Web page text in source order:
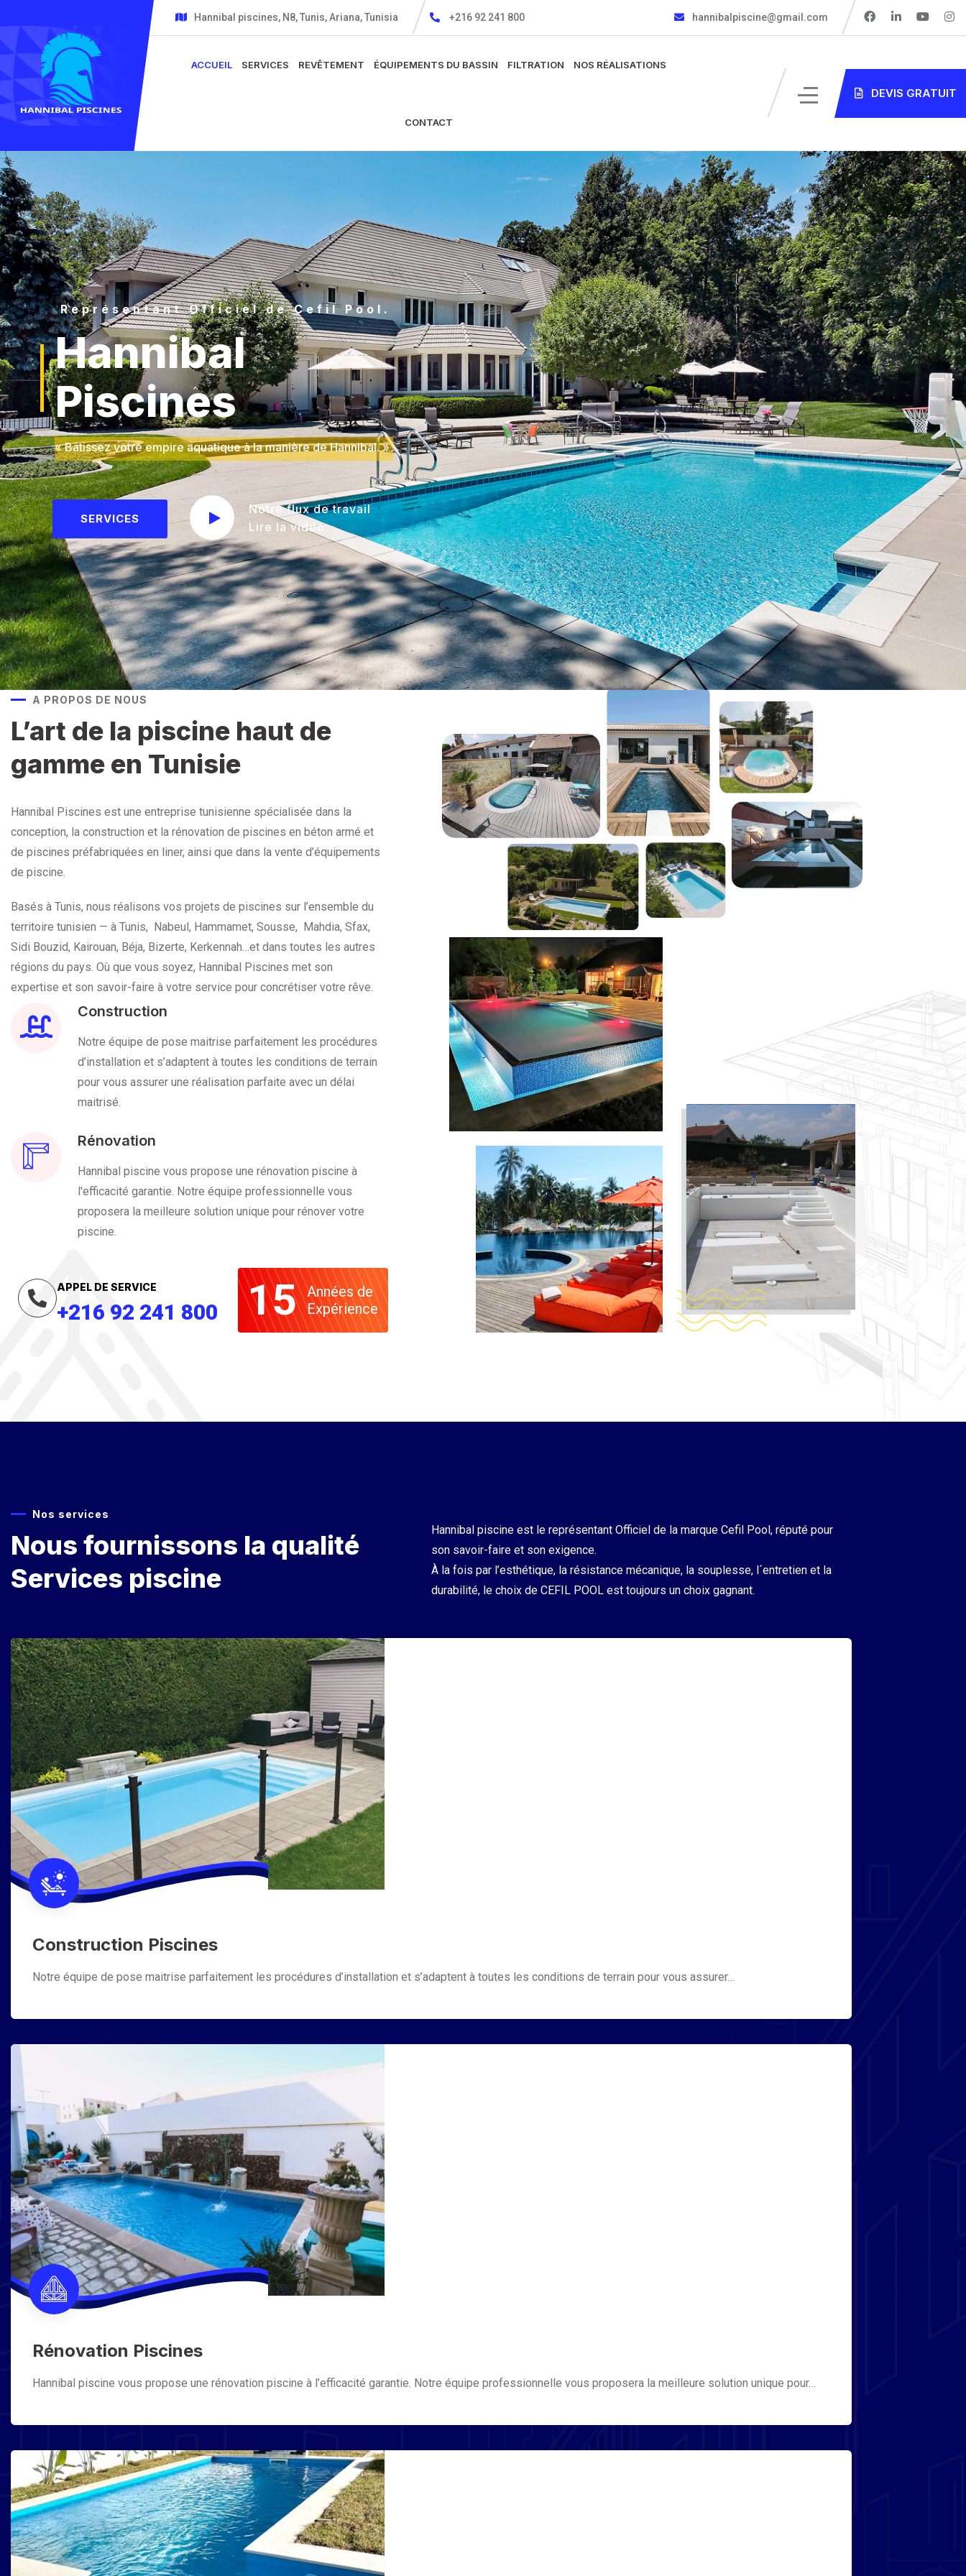
Hannibal piscines, N8, Tunis, Ariana, Tunisia +216 92 241 800 hannibalpiscine@gmail.com
ACCUEIL SERVICES REVÊTEMENT ÉQUIPEMENTS DU BASSIN FILTRATION NOS RÉALISATIONS
CONTACT
DEVIS GRATUIT
Hannibal
Piscines
Représentant Officiel de Cefil Pool.
Notre flux de travail
Lire la vidéo
« Bâtissez votre empire aquatique à la manière de Hannibal. »
SERVICES
A PROPOS DE NOUS
L’art de la piscine haut de
gamme en Tunisie
Hannibal Piscines est une entreprise tunisienne spécialisée dans la
conception, la construction et la rénovation de piscines en béton armé et
de piscines préfabriquées en liner, ainsi que dans la vente d’équipements
de piscine.
Basés à Tunis, nous réalisons vos projets de piscines sur l’ensemble du
territoire tunisien — à Tunis, Nabeul, Hammamet, Sousse, Mahdia, Sfax,
Sidi Bouzid, Kairouan, Béja, Bizerte, Kerkennah…et dans toutes les autres
régions du pays. Où que vous soyez, Hannibal Piscines met son
expertise et son savoir-faire à votre service pour concrétiser votre rêve.
Construction
Notre équipe de pose maitrise parfaitement les procédures
d’installation et s’adaptent à toutes les conditions de terrain
pour vous assurer une réalisation parfaite avec un délai
maitrisé.
Rénovation
Hannibal piscine vous propose une rénovation piscine à
l'efficacité garantie. Notre équipe professionnelle vous
proposera la meilleure solution unique pour rénover votre
piscine.
APPEL DE SERVICE
+216 92 241 800 15
Années de
Expérience
Nos services
Nous fournissons la qualité
Services piscine
Hannibal piscine est le représentant Officiel de la marque Cefil Pool, réputé pour
son savoir-faire et son exigence.
À la fois par l’esthétique, la résistance mécanique, la souplesse, l´entretien et la
durabilité, le choix de CEFIL POOL est toujours un choix gagnant.
Construction Piscines
Notre équipe de pose maitrise parfaitement les procédures d’installation et s’adaptent à toutes les conditions de terrain pour vous assurer…
Rénovation Piscines
Hannibal piscine vous propose une rénovation piscine à l’efficacité garantie. Notre équipe professionnelle vous proposera la meilleure solution unique pour…